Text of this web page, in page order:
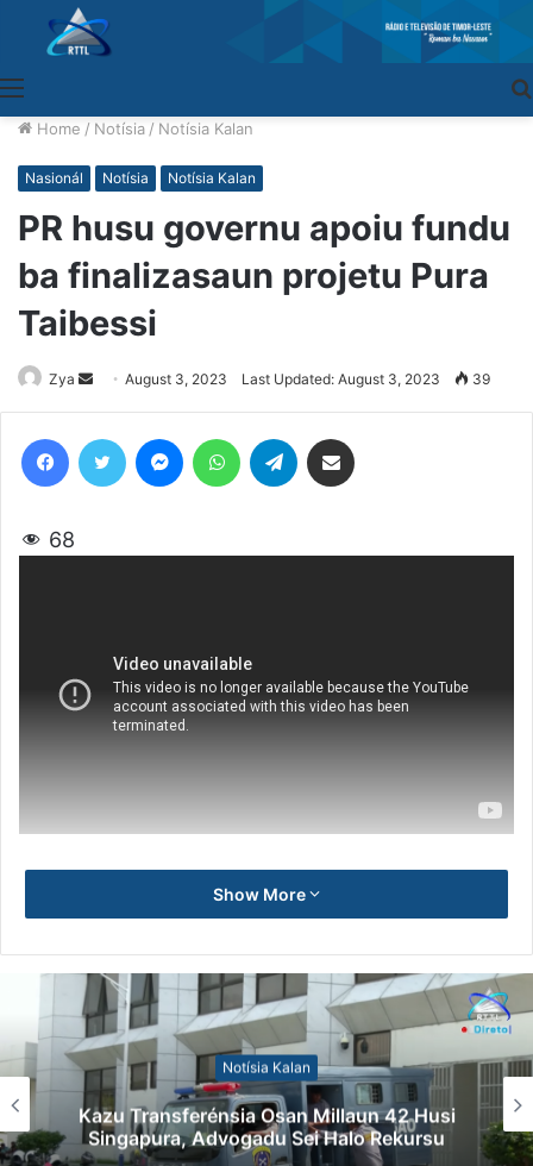
Home / Notísia / Notísia Kalan
Nasionál Notísia Notísia Kalan
PR husu governu apoiu fundu
ba finalizasaun projetu Pura
Taibessi
Zya
Send
an
email
August 3, 2023 Last Updated: August 3, 2023 39
68
Show More
Notísia Kalan
Kazu Transferénsia Osan Millaun 42 Husi
Singapura, Advogadu Sei Halo Rekursu